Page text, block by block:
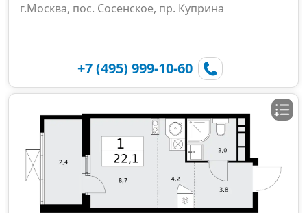
г.Москва, пос. Сосенское, пр. Куприна
+7 (495) 999-10-60